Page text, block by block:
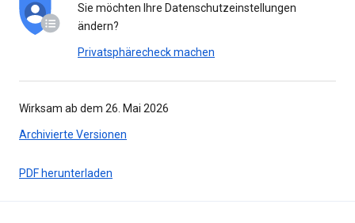
Sie möchten Ihre Datenschutzeinstellungen
ändern?
Privatsphärecheck machen
Wirksam ab dem 26. Mai 2026
Archivierte Versionen
PDF herunterladen